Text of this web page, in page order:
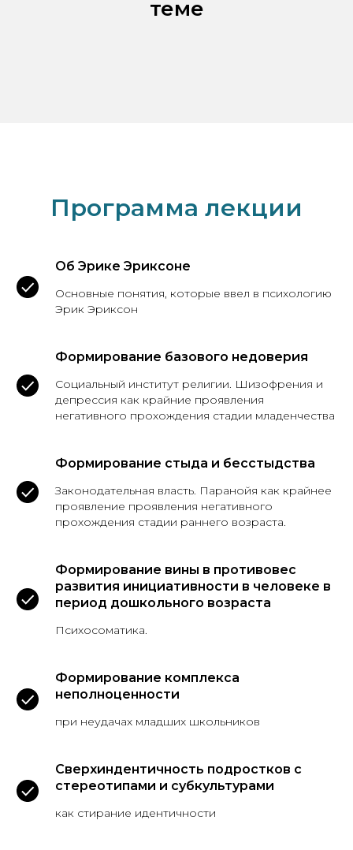
теме
Программа лекции
Об Эрике Эриксоне
Основные понятия, которые ввел в психологию
Эрик Эриксон
Формирование базового недоверия
Социальный институт религии. Шизофрения и
депрессия как крайние проявления
негативного прохождения стадии младенчества
Формирование стыда и бесстыдства
Законодательная власть. Паранойя как крайнее
проявление проявления негативного
прохождения стадии раннего возраста.
Формирование вины в противовес
развития инициативности в человеке в
период дошкольного возраста
Психосоматика.
Формирование комплекса
неполноценности
при неудачах младших школьников
Сверхиндентичность подростков с
стереотипами и субкультурами
как стирание идентичности